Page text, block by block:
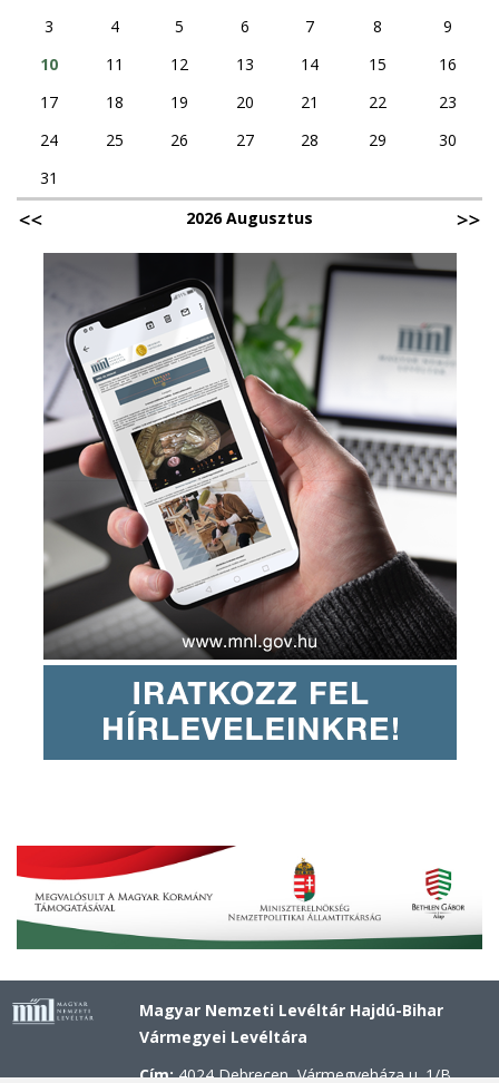
3
4 5 6 7 8
9
10
11 12 13 14 15
16
17
18 19 20 21 22
23
24
25 26 27 28 29
30
31
2026 Augusztus
Magyar Nemzeti Levéltár Hajdú-Bihar
Vármegyei Levéltára
Cím:4024 Debrecen, Vármegyeháza u. 1/B.